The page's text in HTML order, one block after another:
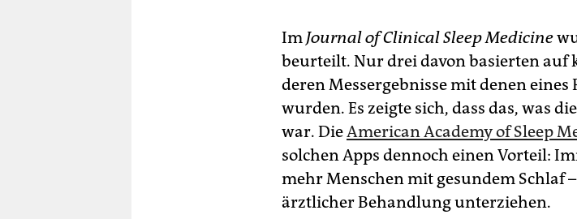
Im Journal of Clinical Sleep Medicine
beurteilt. Nur drei davon basierten auf
deren Messergebnisse mit denen
wurden. Es zeigte sich, dass das, was
war. DieAmerican Academy of Sleep
solchen Apps dennoch einen Vorteil:
mehr Menschen mit gesundem Schlaf
ärztlicher Behandlung unterziehen.